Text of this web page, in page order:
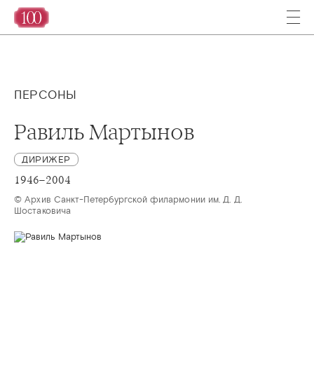
ПЕРСОНЫ
Равиль Мартынов
ДИРИЖЕР
1946–2004
© Архив Санкт-Петербургской филармонии им. Д. Д.
Шостаковича